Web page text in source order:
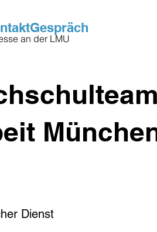
an der LMU
Dienst